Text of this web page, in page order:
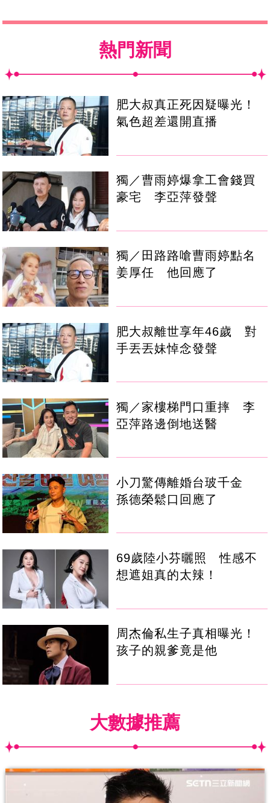
熱門新聞
肥大叔真正死因疑曝光！
氣色超差還開直播
獨／曹雨婷爆拿工會錢買
豪宅 李亞萍發聲
獨／田路路嗆曹雨婷點名
姜厚任 他回應了
肥大叔離世享年46歲 對
手丟丟妹悼念發聲
獨／家樓梯門口重摔 李
亞萍路邊倒地送醫
小刀驚傳離婚台玻千金
孫德榮鬆口回應了
69歲陸小芬曬照 性感不
想遮姐真的太辣！
周杰倫私生子真相曝光！
孩子的親爹竟是他
大數據推薦